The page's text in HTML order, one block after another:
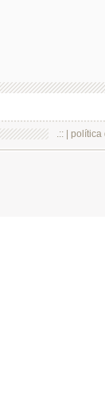
.:: | política